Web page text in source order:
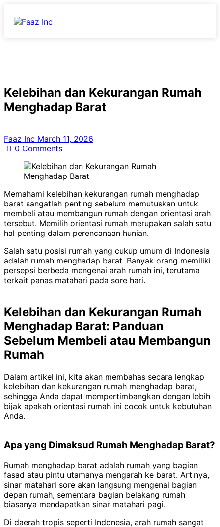
Kelebihan dan Kekurangan Rumah
Menghadap Barat
Faaz Inc March 11, 2026
0 Comments
Memahami kelebihan kekurangan rumah menghadap
barat sangatlah penting sebelum memutuskan untuk
membeli atau membangun rumah dengan orientasi arah
tersebut. Memilih orientasi rumah merupakan salah satu
hal penting dalam perencanaan hunian.
Salah satu posisi rumah yang cukup umum di Indonesia
adalah rumah menghadap barat. Banyak orang memiliki
persepsi berbeda mengenai arah rumah ini, terutama
terkait panas matahari pada sore hari.
Kelebihan dan Kekurangan Rumah
Menghadap Barat: Panduan
Sebelum Membeli atau Membangun
Rumah
Dalam artikel ini, kita akan membahas secara lengkap
kelebihan dan kekurangan rumah menghadap barat,
sehingga Anda dapat mempertimbangkan dengan lebih
bijak apakah orientasi rumah ini cocok untuk kebutuhan
Anda.
Apa yang Dimaksud Rumah Menghadap Barat?
Rumah menghadap barat adalah rumah yang bagian
fasad atau pintu utamanya mengarah ke barat. Artinya,
sinar matahari sore akan langsung mengenai bagian
depan rumah, sementara bagian belakang rumah
biasanya mendapatkan sinar matahari pagi.
Di daerah tropis seperti Indonesia, arah rumah sangat